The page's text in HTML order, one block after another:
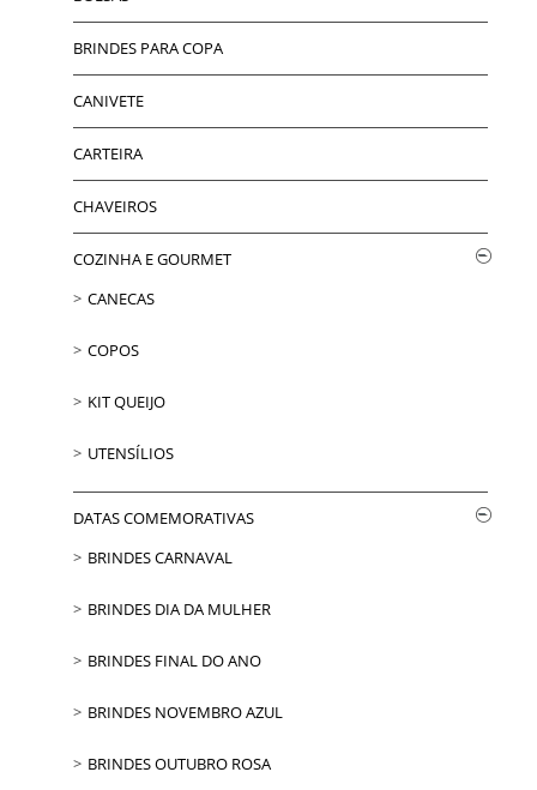
BRINDES PARA COPA
CANIVETE
CARTEIRA
CHAVEIROS
COZINHA E GOURMET
CANECAS
COPOS
KIT QUEIJO
UTENSÍLIOS
DATAS COMEMORATIVAS
BRINDES CARNAVAL
BRINDES DIA DA MULHER
BRINDES FINAL DO ANO
BRINDES NOVEMBRO AZUL
BRINDES OUTUBRO ROSA